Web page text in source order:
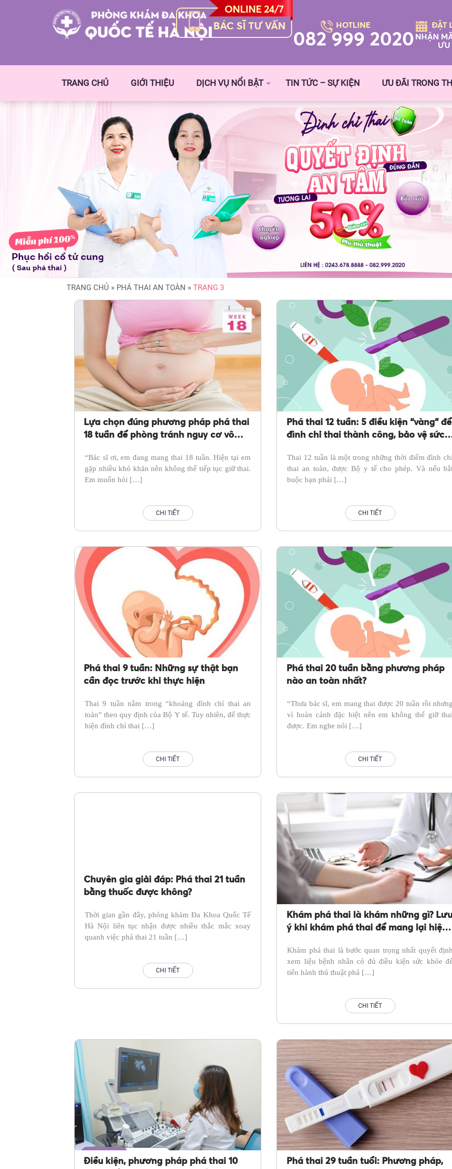
BÁC SĨ TƯ VẤN HOTLINE
082 999 2020
ĐẶT
NHẬN
ƯU
TRANG CHỦ GIỚI THIỆU DỊCH VỤ NỔI BẬT TIN TỨC – SỰ KIỆN ƯU ĐÃI TRONG
TRANG CHỦ » PHÁ THAI AN TOÀN » TRANG 3
Lựa chọn đúng phương pháp phá thai
18 tuần để phòng tránh nguy cơ vô
“Bác sĩ ơi, em đang mang thai 18 tuần. Hiện tại em
gặp nhiều khó khăn nên không thể tiếp tục giữ thai.
Em muốn hỏi […]
CHI TIẾT
Phá thai 12 tuần: 5 điều kiện “vàng” để
đình chỉ thai thành công, bảo vệ sức
Thai 12 tuần là một trong những thời điểm đình
thai an toàn, được Bộ y tế cho phép. Và nếu
buộc bạn phải […]
CHI TIẾT
Phá thai 9 tuần: Những sự thật bạn
cần đọc trước khi thực hiện
Thai 9 tuần nằm trong “khoảng đình chỉ thai an
toàn” theo quy định của Bộ Y tế. Tuy nhiên, để thực
hiện đình chỉ thai […]
CHI TIẾT
Phá thai 20 tuần bằng phương pháp
nào an toàn nhất?
“Thưa bác sĩ, em mang thai được 20 tuần rồi
vì hoàn cảnh đặc biệt nên em không thể giữ
được. Em nghe nói […]
CHI TIẾT
Chuyên gia giải đáp: Phá thai 21 tuần
bằng thuốc được không?
Thời gian gần đây, phòng khám Đa Khoa Quốc Tế
Hà Nội liên tục nhận được nhiều thắc mắc xoay
quanh việc phá thai 21 tuần […]
CHI TIẾT
Khám phá thai là khám những gì? Lưu
ý khi khám phá thai để mang lại hiệu
Khám phá thai là bước quan trọng nhất quyết
xem liệu bệnh nhân có đủ điều kiện sức khỏe
tiến hành thủ thuật phá […]
CHI TIẾT
Điều kiện, phương pháp phá thai 10
Phá thai 29 tuần tuổi: Phương pháp,